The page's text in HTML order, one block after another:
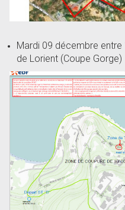
Mardi 09 décembre
de Lorient (Coupe Gorge)